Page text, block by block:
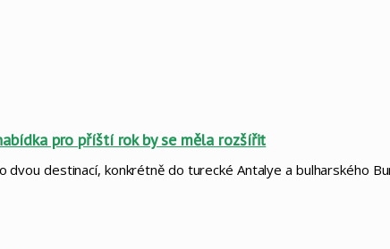
pro příští rok by se měla rozšířit
destinací, konkrétně do turecké Antalye a bulharského